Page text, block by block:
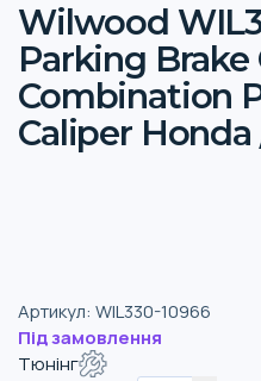
Wilwood
Parking Brake
Combination
Caliper Honda
Артикул: WIL330-10966
Під замовлення
Тюнінг